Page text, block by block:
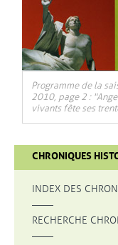
Programme de la
2010, page 2 :
vivants fête ses
CHRONIQUES
INDEX DES
RECHERCHE